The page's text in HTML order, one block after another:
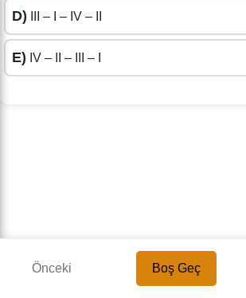
D) III – I – IV – II
E) IV – II – III – I
Önceki Boş Geç